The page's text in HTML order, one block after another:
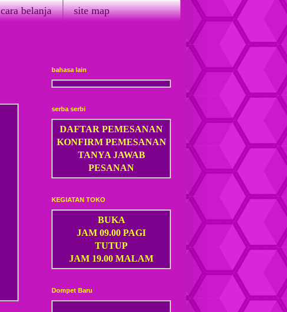
cara belanja site map
bahasa lain
serba serbi
DAFTAR PEMESANAN
KONFIRM PEMESANAN
TANYA JAWAB
PESANAN
KEGIATAN TOKO
BUKA
JAM 09.00 PAGI
TUTUP
JAM 19.00 MALAM
Dompet Baru